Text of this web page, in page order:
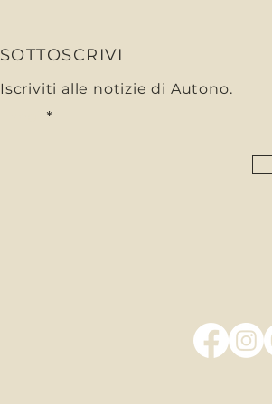
SOTTOSCRIVI
Iscriviti alle notizie di Autono.